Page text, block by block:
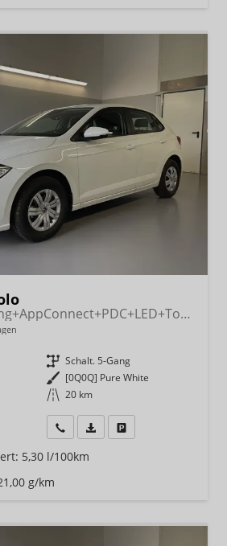
1.0 MPI Sitzheizung+AppConnect+PDC+LED+Touch+Lichtsensor+MultiLenkrad
Getriebe Schalt. 5-Gang
Außenfarbe [0Q0Q] Pure White
Kilometerstand 20 km
Wir rufen Sie anFahrzeugexposé (PDF)
5,30 l/100km
g/km